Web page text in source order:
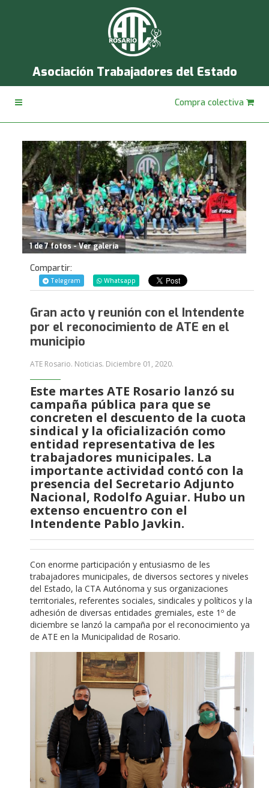
Asociación Trabajadores del Estado
Compra colectiva
1 de 7 fotos - Ver galería
Compartir:
Telegram Whatsapp
Gran acto y reunión con el Intendente
por el reconocimiento de ATE en el
municipio
ATE Rosario. Noticias. Diciembre 01, 2020.
Este martes ATE Rosario lanzó su
campaña pública para que se
concreten el descuento de la cuota
sindical y la oficialización como
entidad representativa de les
trabajadores municipales. La
importante actividad contó con la
presencia del Secretario Adjunto
Nacional, Rodolfo Aguiar. Hubo un
extenso encuentro con el
Intendente Pablo Javkin.
Con enorme participación y entusiasmo de les
trabajadores municipales, de diversos sectores y niveles
del Estado, la CTA Autónoma y sus organizaciones
territoriales, referentes sociales, sindicales y políticos y la
adhesión de diversas entidades gremiales, este 1º de
diciembre se lanzó la campaña por el reconocimiento ya
de ATE en la Municipalidad de Rosario.